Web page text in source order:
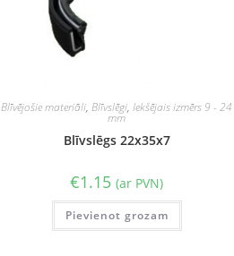
Blīvējošie materiāli,Blīvslēgi,Iekšējais izmērs 9 - 24
mm
Blīvslēgs 22x35x7
€1.15 (ar PVN)
Pievienot grozam